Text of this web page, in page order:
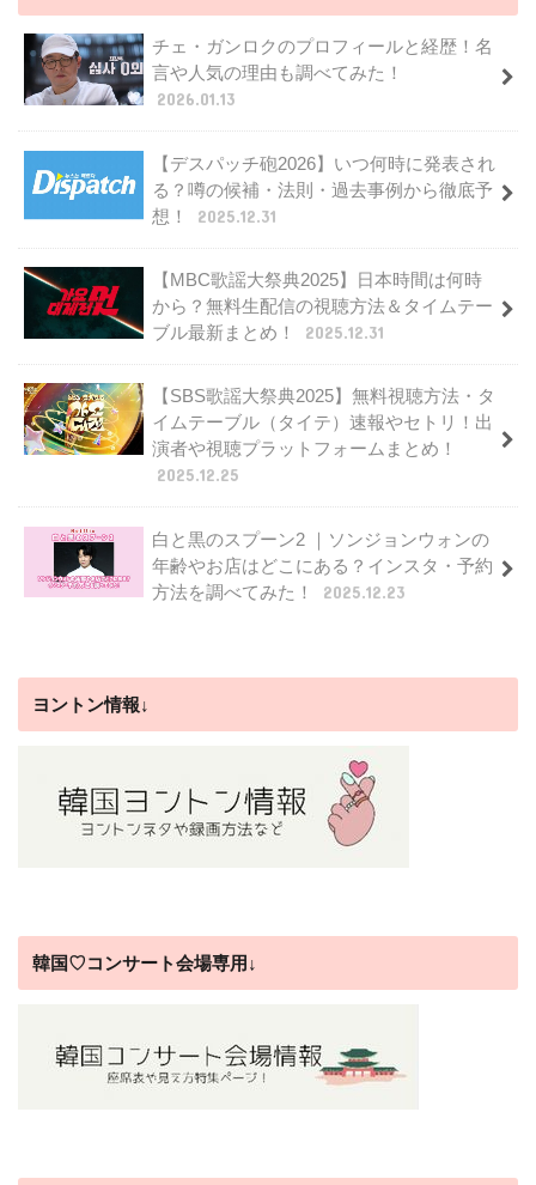
チェ・ガンロクのプロフィールと経歴！名
言や人気の理由も調べてみた！
2026.01.13
【デスパッチ砲2026】いつ何時に発表され
る？噂の候補・法則・過去事例から徹底予
想！
2025.12.31
【MBC歌謡大祭典2025】日本時間は何時
から？無料生配信の視聴方法＆タイムテー
ブル最新まとめ！
2025.12.31
【SBS歌謡大祭典2025】無料視聴方法・タ
イムテーブル（タイテ）速報やセトリ！出
演者や視聴プラットフォームまとめ！
2025.12.25
白と黒のスプーン2 ｜ソンジョンウォンの
年齢やお店はどこにある？インスタ・予約
方法を調べてみた！
2025.12.23
ヨントン情報↓
韓国♡コンサート会場専用↓